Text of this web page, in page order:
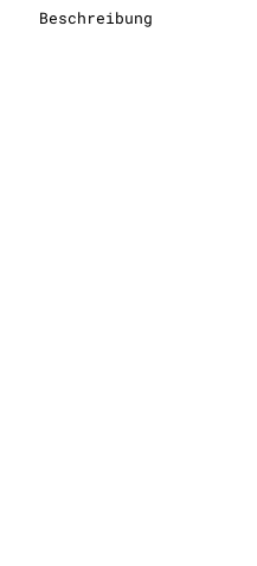
Beschreibung